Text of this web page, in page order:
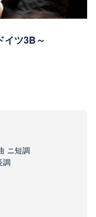
イツ3B～
ニ短調
調